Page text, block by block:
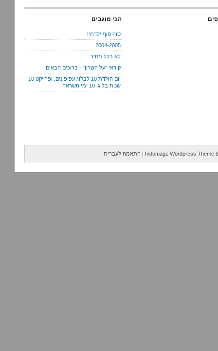
הכי מוגבים
סוף סוף ילדתי!
2004-2005
לא בכל מחיר
קוראי "על השרון" - ברוכים הבאים
יום הולדת 10 לבלוג עפיפונים, ופרויקט 10
שנות בלוג, 10 ימי השראה
Indomagz Wordpress Theme
| התאמה לעברית